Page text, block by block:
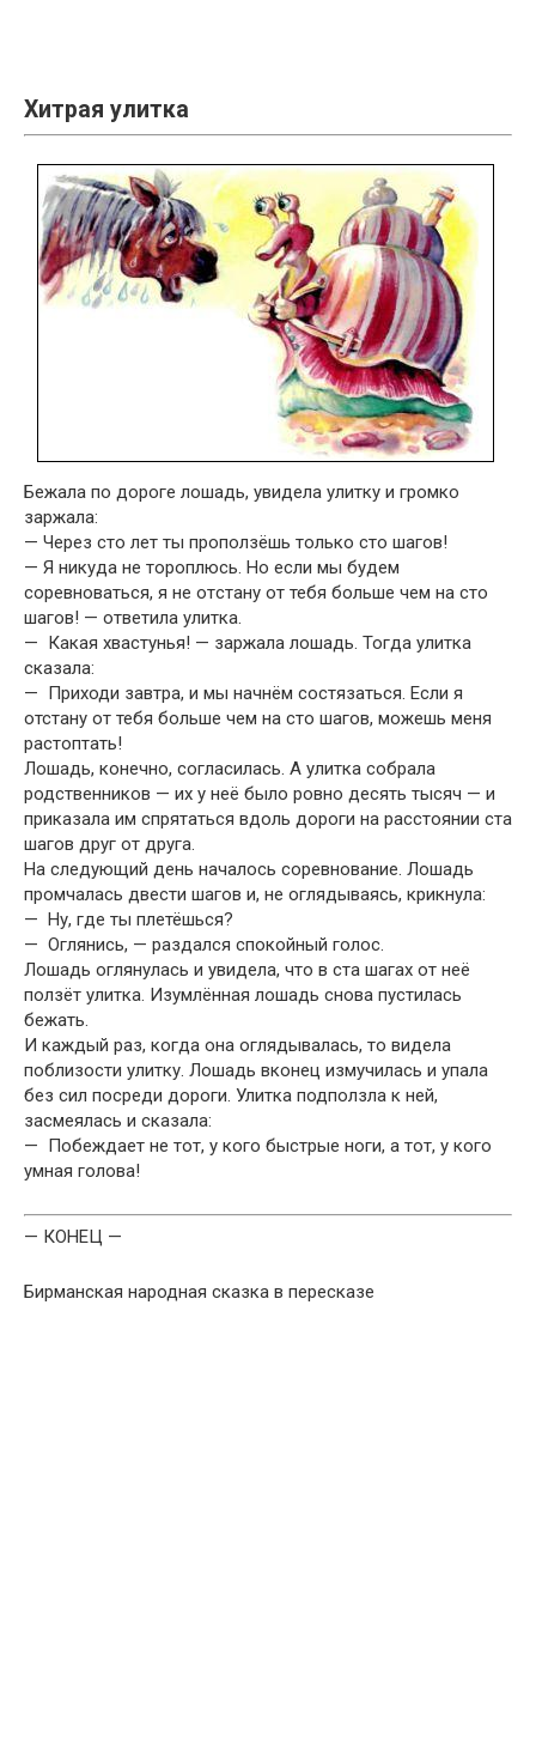
Хитрая улитка
Бежала по дороге лошадь, увидела улитку и громко
заржала:
— Через сто лет ты проползёшь только сто шагов!
— Я никуда не тороплюсь. Но если мы будем
соревноваться, я не от­стану от тебя больше чем на сто
шагов! — ответила улитка.
— Какая хвастунья! — заржала лошадь. Тогда улитка
сказала:
— Приходи завтра, и мы начнём состязаться. Если я
отстану от тебя больше чем на сто шагов, можешь меня
растоптать!
Лошадь, конечно, согласилась. А улитка собрала
родственников — их у неё было ровно десять тысяч — и
приказала им спрятаться вдоль доро­ги на расстоянии ста
шагов друг от друга.
На следующий день началось соревнование. Лошадь
промчалась две­сти шагов и, не оглядываясь, крикнула:
— Ну, где ты плетёшься?
— Оглянись, — раздался спокойный голос.
Лошадь оглянулась и увидела, что в ста шагах от неё
ползёт улитка. Изумлённая лошадь снова пустилась
бежать.
И каждый раз, когда она оглядывалась, то видела
поблизости улитку. Лошадь вконец измучилась и упала
без сил посреди дороги. Улитка подползла к ней,
засмеялась и сказала:
— Побеждает не тот, у кого быстрые ноги, а тот, у кого
умная голова!
— КОНЕЦ —
Бирманская народная сказка в пересказе